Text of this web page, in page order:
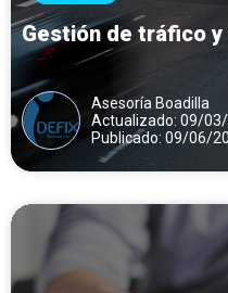
Gestión de tráfico
Asesoría Boadilla
Actualizado: 09/
Publicado: 09/06/